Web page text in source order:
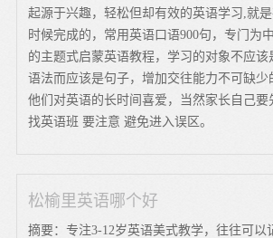
起源于兴趣，轻松但却有效的英语学习,就
时候完成的，常用英语口语900句，专门为
的主题式启蒙英语教程，学习的对象不应该
语法而应该是句子，增加交往能力不可缺少
他们对英语的长时间喜爱，当然家长自己要
找英语班 要注意 避免进入误区。
松榆里英语哪个好
摘要：专注3-12岁英语美式教学，往往可以